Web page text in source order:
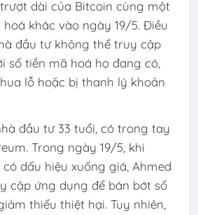
dài của Bitcoin cùng một
khác vào ngày 19/5. Điều
đầu tư không thể truy cập
số tiền mã hoá họ đang có,
lỗ hoặc bị thanh lý khoản
đầu tư 33 tuổi, có trong tay
Trong ngày 19/5, khi
dấu hiệu xuống giá, Ahmed
cập ứng dụng để bán bớt số
thiểu thiệt hại. Tuy nhiên,